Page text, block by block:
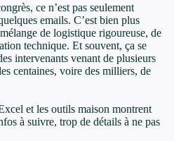
ce n’est pas seulement
emails. C’est bien plus
de logistique rigoureuse, de
technique. Et souvent, ça se
intervenants venant de plusieurs
centaines, voire des milliers, de
et les outils maison montrent
à suivre, trop de détails à ne pas